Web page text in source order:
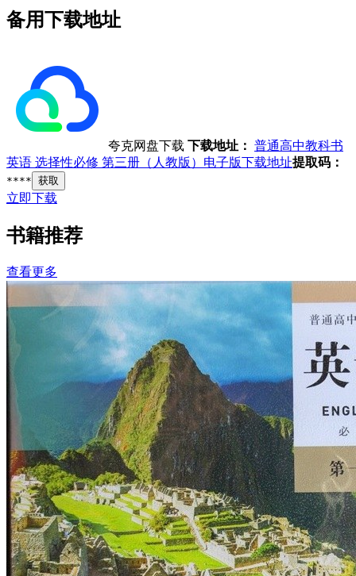
备用下载地址
夸克网盘下载 下载地址： 普通高中教科书
英语 选择性必修 第三册（人教版）电子版下载地址提取码：
**** 获取
立即下载
书籍推荐
查看更多